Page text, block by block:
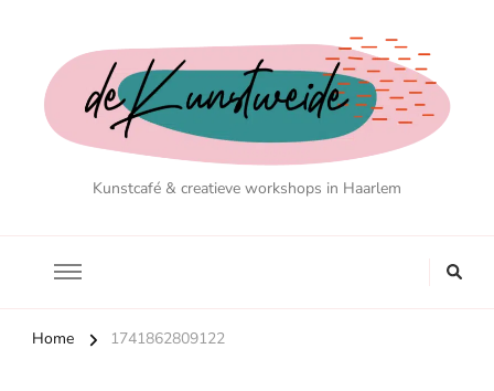
Kunstcafé & creatieve workshops in Haarlem
Home 1741862809122